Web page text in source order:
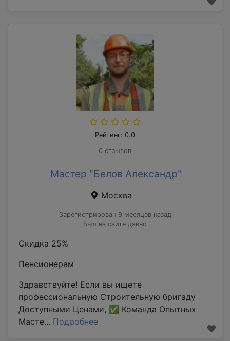
Рейтинг: 0.0
0 отзывов
Мастер "Белов Александр"
Москва
Зарегистрирован 9 месяцев назад
Был на сайте давно
Скидка 25%
Пенсионерам
Здравствуйте! Если вы ищете
профессиональную Строительную бригаду
Доступными Ценами, ✅ Команда Опытных
Масте... Подробнее